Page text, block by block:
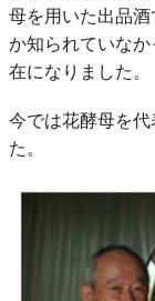
母を用いた出品
か知られていな
在になりました。
今では花酵母を
た。